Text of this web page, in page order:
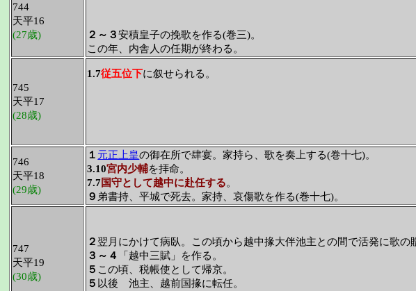
744
天平16
(27歳)
２～３安積皇子の挽歌を作る(巻三)。
この年、内舎人の任期が終わる。
745
天平17
(28歳)
1.7従五位下に叙せられる。
746
天平18
(29歳)
１ 元正上皇の御在所で肆宴。家持ら、歌を奏上する(巻十七)。
3.10宮内少輔を拝命。
7.7 国守として越中に赴任する。
９ 弟書持、平城で死去。家持、哀傷歌を作る(巻十七)。
747
天平19
(30歳)
２ 翌月にかけて病臥。この頃から越中掾大伴池主との間で活発に歌の
３～４
「越中三賦」を作る。
５ この頃、税帳使として帰京。
５ 以後 池主、越前国掾に転任。